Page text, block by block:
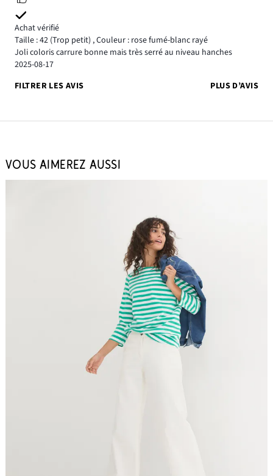
Achat vérifié
Taille : 42 (Trop petit) ,Couleur : rose fumé-blanc rayé
Joli coloris carrure bonne mais très serré au niveau hanches
2025-08-17
FILTRER LES AVIS
PLUS D’AVIS
VOUS AIMEREZ AUSSI